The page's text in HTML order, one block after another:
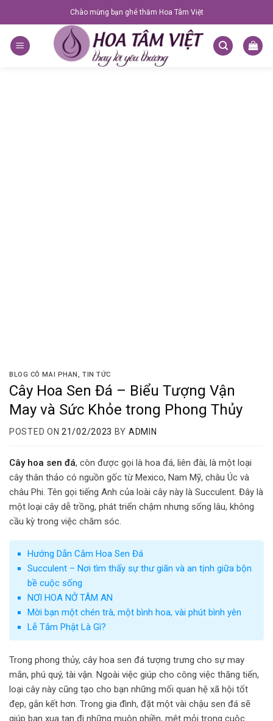
to
content
Chào mừng bạn ghé thăm Hoa Tâm Việt
BLOG CÔ MAI PHAN,TIN TỨC
Cây Hoa Sen Đá – Biểu Tượng Vận
May và Sức Khỏe trong Phong Thủy
POSTED ON 21/02/2023 BY ADMIN
Cây hoa sen đá, còn được gọi là hoa đá, liên đài, là một loại
cây thân thảo có nguồn gốc từ Mexico, Nam Mỹ, châu Úc và
châu Phi. Tên gọi tiếng Anh của loài cây này là Succulent. Đây là
một loại cây dễ trồng, phát triển chậm nhưng sống lâu, không
cầu kỳ trong việc chăm sóc.
Hướng Dẫn Cắm Hoa Sen Đá
Succulent – Nơi tìm thấy sự thư giãn và an tịnh giữa bộn
bề cuộc sống
NƠI HOA NỞ TÂM AN
Mời bạn một chén trà, một bình hoa, vài phút bình yên
Lễ Tắm Phật Là Gì?
Trong phong thủy, cây hoa sen đá tượng trưng cho sự may
mắn, phú quý, tài vận. Ngoài việc giúp cho công việc thăng tiến,
loại cây này cũng tạo cho bạn những mối quan hệ xã hội tốt
đẹp, gắn kết hơn. Trong gia đình, đặt một vài chậu sen đá sẽ
giúp bạn xua tan đi những muộn phiền, mệt mỏi trong cuộc